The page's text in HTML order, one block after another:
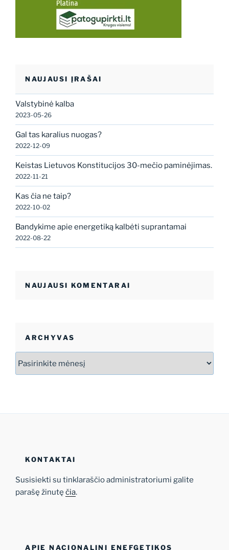
NAUJAUSI ĮRAŠAI
Valstybinė kalba
2023-05-26
Gal tas karalius nuogas?
2022-12-09
Keistas Lietuvos Konstitucijos 30-mečio paminėjimas.
2022-11-21
Kas čia ne taip?
2022-10-02
Bandykime apie energetiką kalbėti suprantamai
2022-08-22
NAUJAUSI KOMENTARAI
ARCHYVAS
KONTAKTAI
Susisiekti su tinklaraščio administratoriumi galite
parašę žinutę čia.
APIE NACIONALINĮ ENEFGETIKOS